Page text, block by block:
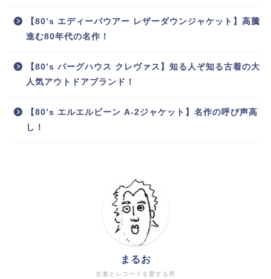
【80’s エディーバウアー レザーダウンジャケット】高騰
進む80年代の名作！
【80’s バーグハウス クレヴァス】知る人ぞ知る古着の大
人気アウトドアブランド！
【80’s エルエルビーン A-2ジャケット】名作の呼び声高
し！
古着とレコードを愛する男
まるお